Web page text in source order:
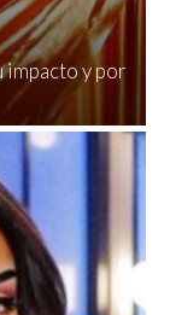
impacto y por